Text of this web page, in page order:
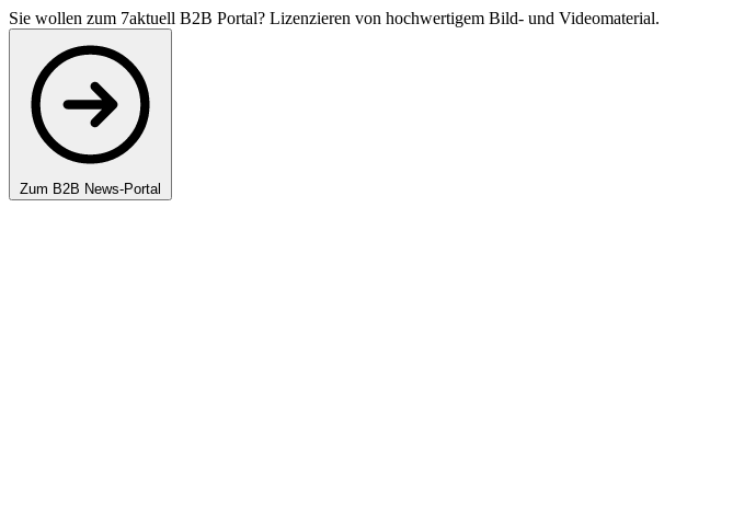
Sie wollen zum 7aktuell B2B Portal? Lizenzieren von hochwertigem Bild- und Videomaterial.
Zum B2B News-Portal